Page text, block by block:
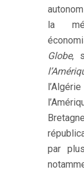
la
Globe,
par